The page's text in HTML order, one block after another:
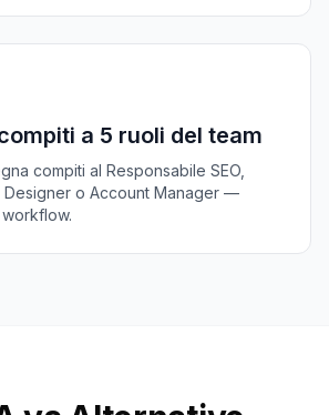
a 5 ruoli del team
compiti al Responsabile SEO,
Designer o Account Manager —